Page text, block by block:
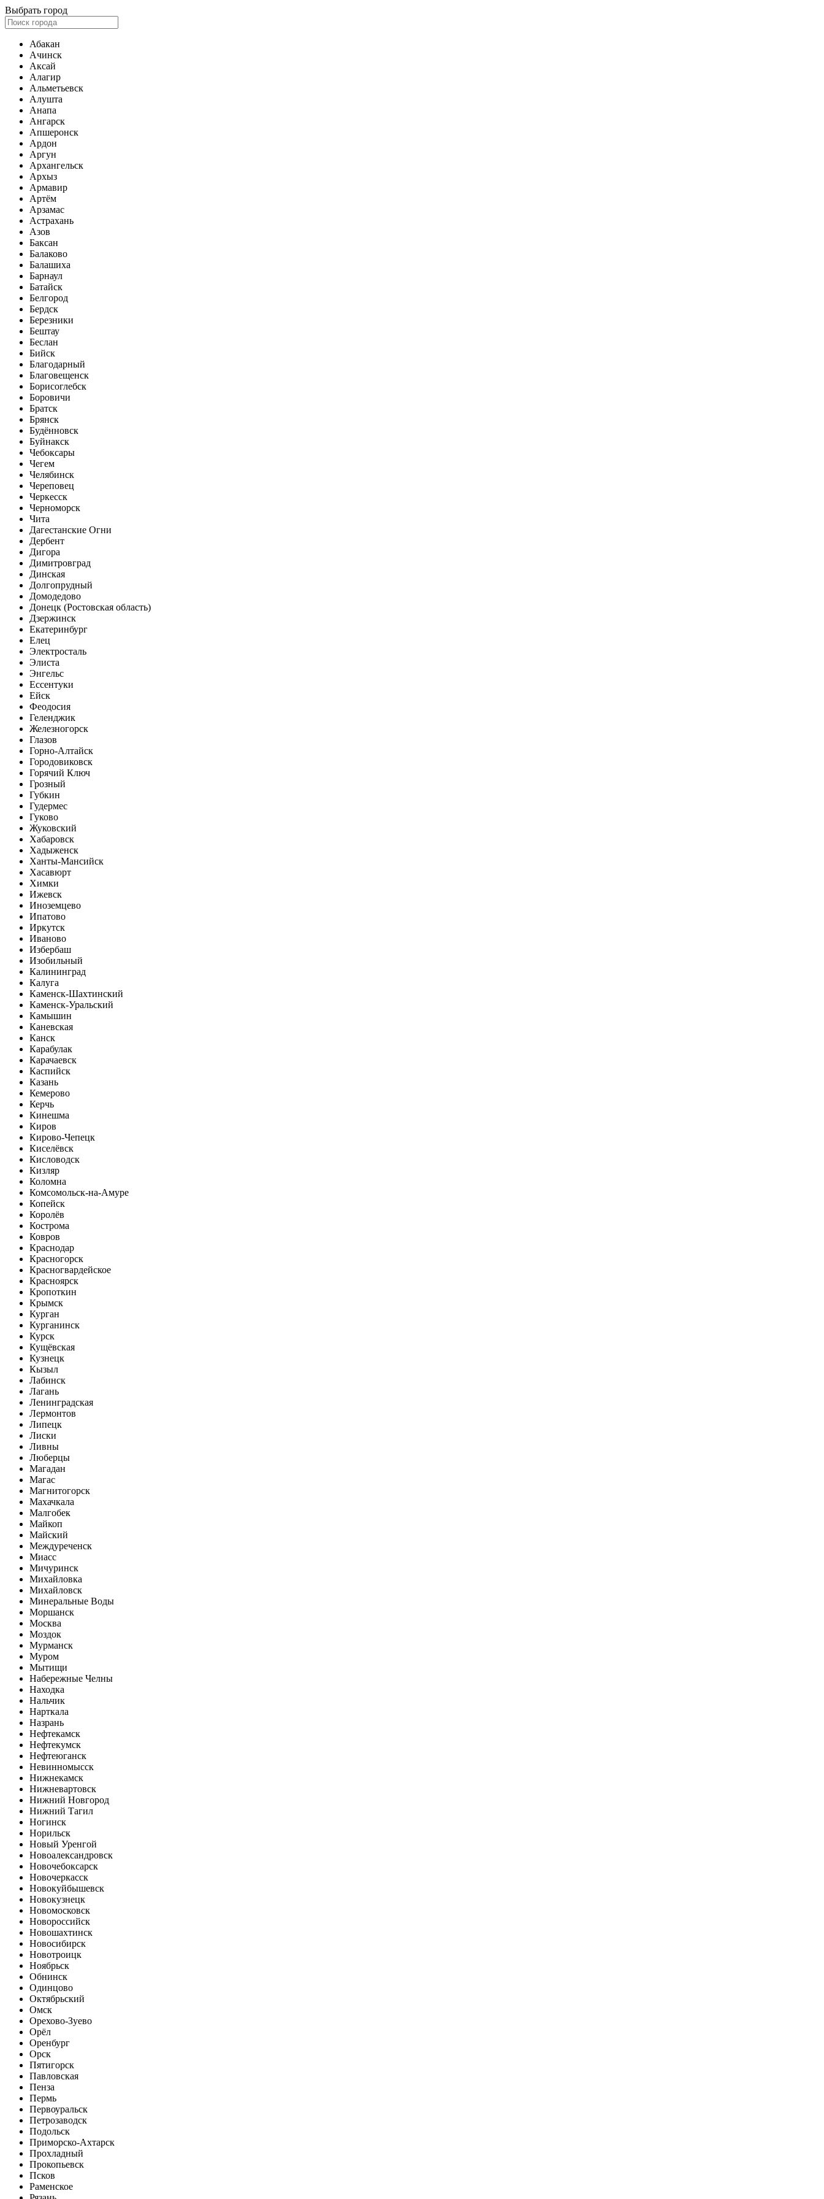
Выбрать город
Абакан
Ачинск
Аксай
Алагир
Альметьевск
Алушта
Анапа
Ангарск
Апшеронск
Ардон
Аргун
Архангельск
Архыз
Армавир
Артём
Арзамас
Астрахань
Азов
Баксан
Балаково
Балашиха
Барнаул
Батайск
Белгород
Бердск
Березники
Бештау
Беслан
Бийск
Благодарный
Благовещенск
Борисоглебск
Боровичи
Братск
Брянск
Будённовск
Буйнакск
Чебоксары
Чегем
Челябинск
Череповец
Черкесск
Черноморск
Чита
Дагестанские Огни
Дербент
Дигора
Димитровград
Динская
Долгопрудный
Домодедово
Донецк (Ростовская область)
Дзержинск
Екатеринбург
Елец
Электросталь
Элиста
Энгельс
Ессентуки
Ейск
Феодосия
Геленджик
Железногорск
Глазов
Горно-Алтайск
Городовиковск
Горячий Ключ
Грозный
Губкин
Гудермес
Гуково
Жуковский
Хабаровск
Хадыженск
Ханты-Мансийск
Хасавюрт
Химки
Ижевск
Иноземцево
Ипатово
Иркутск
Иваново
Избербаш
Изобильный
Калининград
Калуга
Каменск-Шахтинский
Каменск-Уральский
Камышин
Каневская
Канск
Карабулак
Карачаевск
Каспийск
Казань
Кемерово
Керчь
Кинешма
Киров
Кирово-Чепецк
Киселёвск
Кисловодск
Кизляр
Коломна
Комсомольск-на-Амуре
Копейск
Королёв
Кострома
Ковров
Краснодар
Красногорск
Красногвардейское
Красноярск
Кропоткин
Крымск
Курган
Курганинск
Курск
Кущёвская
Кузнецк
Кызыл
Лабинск
Лагань
Ленинградская
Лермонтов
Липецк
Лиски
Ливны
Люберцы
Магадан
Магас
Магнитогорск
Махачкала
Малгобек
Майкоп
Майский
Междуреченск
Миасс
Мичуринск
Михайловка
Михайловск
Минеральные Воды
Моршанск
Москва
Моздок
Мурманск
Муром
Мытищи
Набережные Челны
Находка
Нальчик
Нарткала
Назрань
Нефтекамск
Нефтекумск
Нефтеюганск
Невинномысск
Нижнекамск
Нижневартовск
Нижний Новгород
Нижний Тагил
Ногинск
Норильск
Новый Уренгой
Новоалександровск
Новочебоксарск
Новочеркасск
Новокуйбышевск
Новокузнецк
Новомосковск
Новороссийск
Новошахтинск
Новосибирск
Новотроицк
Ноябрьск
Обнинск
Одинцово
Октябрьский
Омск
Орехово-Зуево
Орёл
Оренбург
Орск
Пятигорск
Павловская
Пенза
Пермь
Первоуральск
Петрозаводск
Подольск
Приморско-Ахтарск
Прохладный
Прокопьевск
Псков
Раменское